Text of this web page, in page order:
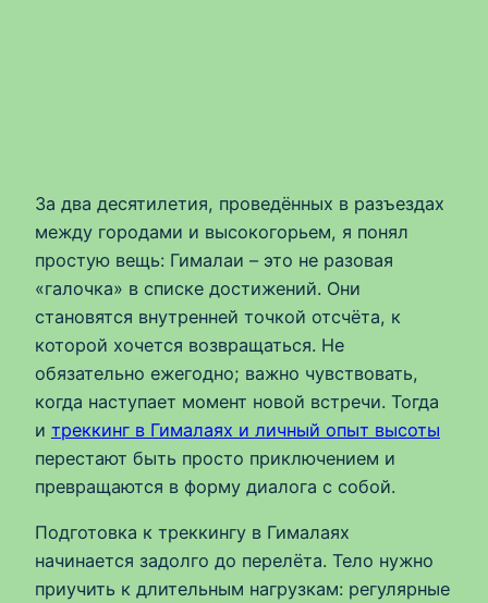
За два десятилетия, проведённых в разъездах
между городами и высокогорьем, я понял
простую вещь: Гималаи – это не разовая
«галочка» в списке достижений. Они
становятся внутренней точкой отсчёта, к
которой хочется возвращаться. Не
обязательно ежегодно; важно чувствовать,
когда наступает момент новой встречи. Тогда
и треккинг в Гималаях и личный опыт высоты
перестают быть просто приключением и
превращаются в форму диалога с собой.
Подготовка к треккингу в Гималаях
начинается задолго до перелёта. Тело нужно
приучить к длительным нагрузкам: регулярные